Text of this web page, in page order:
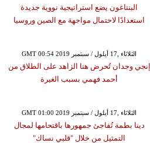
البنتاغون يضع استراتيجية نووية جديدة
استعدادًا لاحتمال مواجهة مع الصين وروسيا
GMT 00:54 2019 الثلاثاء ,17 أيلول / سبتمبر
إنجي وجدان تُحرض هنا الزاهد على الطلاق من
أحمد فهمي بسبب الغيرة
GMT 01:00 2019 الثلاثاء ,17 أيلول / سبتمبر
دينا بطمة تُفاجئ جمهورها باقتحامها لمجال
التمثيل من خلال "قلبي نساك"